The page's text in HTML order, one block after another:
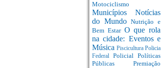
Motociclismo
Municípios Notícias
do MundoNutrição e
Bem Estar O que rola
na cidade: Eventos e
Música Piscicultura Policia
Federal Policial Políticas
Públicas Premiação